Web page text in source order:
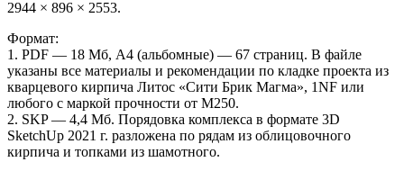
2944 × 896 × 2553.
Формат:
1. PDF — 18 Мб, А4 (альбомные) — 67 страниц. В файле
указаны все материалы и рекомендации по кладке проекта из
кварцевого кирпича Литос «Сити Брик Магма», 1NF или
любого с маркой прочности от М250.
2. SKP — 4,4 Мб. Порядовка комплекса в формате 3D
SketchUp 2021 г. разложена по рядам из облицовочного
кирпича и топками из шамотного.